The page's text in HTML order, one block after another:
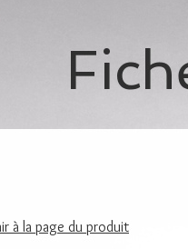
à la page du produit